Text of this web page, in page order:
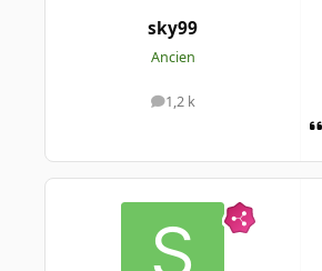
sky99
Ancien
1,2 k
messages